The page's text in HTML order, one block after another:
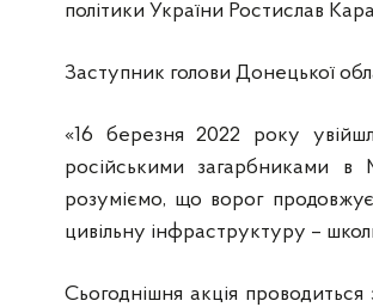
політики України Ростислав
Заступник голови Донецької
«16 березня 2022 року
російськими загарбниками в
розуміємо, що ворог
цивільну інфраструктуру –
Сьогоднішня акція проводиться